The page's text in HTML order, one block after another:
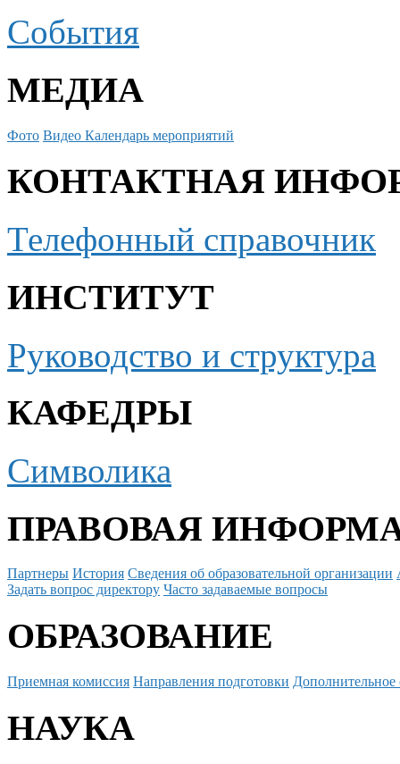
События
МЕДИА
Фото Видео Календарь мероприятий
КОНТАКТНАЯ
Телефонный справочник
ИНСТИТУТ
Руководство и структура
КАФЕДРЫ
Символика
ПРАВОВАЯ
Партнеры История Сведения об образовательной организации
Задать вопрос директору Часто задаваемые вопросы
ОБРАЗОВАНИЕ
Приемная комиссия Направления подготовки Дополнительное
НАУКА